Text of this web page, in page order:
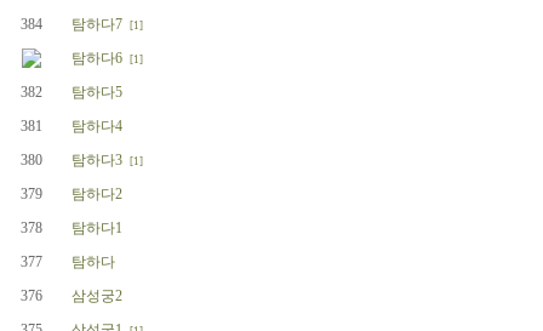
384
탐하다7 [1]
탐하다6 [1]
382
탐하다5
381
탐하다4
380
탐하다3 [1]
379
탐하다2
378
탐하다1
377
탐하다
376
삼성궁2